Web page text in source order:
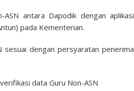
antara Dapodik dengan aplikasi
pada Kementerian.
sesuai dengan persyaratan penerima
data Guru Non-ASN